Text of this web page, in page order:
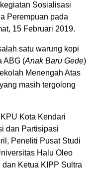
Sosialisasi
Perempuan pada
15 Februari 2019.
satu warung kopi
ABG (Anak Baru Gede)
Menengah Atas
masih tergolong
Kota Kendari
dan Partisipasi
Peneliti Pusat Studi
Halu Oleo
Ketua KIPP Sultra